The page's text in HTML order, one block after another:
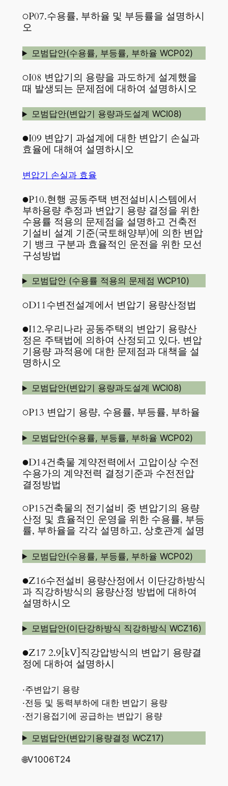
○P07.수용률, 부하율 및 부등률을 설명하시
오
모범답안(수용률, 부등률, 부하율 WCP02)
○I08 변압기의 용량을 과도하게 설계했을
때 발생되는 문제점에 대하여 설명하시오
모범답안(변압기 용량과도설계 WCI08)
●I09 변압기 과설계에 대한 변압기 손실과
효율에 대해여 설명하시오
변압기 손실과 효율
●P10.현행 공동주택 변전설비시스템에서
부하용량 추정과 변압기 용량 결정을 위한
수용률 적용의 문제점을 설명하고 건축전
기설비 설계 기준(국토해양부)에 의한 변압
기 뱅크 구분과 효율적인 운전을 위한 모선
구성방법
모범답안 (수용률 적용의 문제점 WCP10)
○D11수변전설계에서 변압기 용량산정법
●I12.우리나라 공동주택의 변압기 용량산
정은 주택법에 의하여 산정되고 있다. 변압
기용량 과적용에 대한 문제점과 대책을 설
명하시오
모범답안(변압기 용량과도설계 WCI08)
○P13 변압기 용량, 수용률, 부등률, 부하율
모범답안(수용률, 부등률, 부하율 WCP02)
●D14건축물 계약전력에서 고압이상 수전
수용가의 계약전력 결정기준과 수전전압
결정방법
○P15건축물의 전기설비 중 변압기의 용량
산정 및 효율적인 운영을 위한 수용률, 부등
률, 부하율을 각각 설명하고, 상호관계 설명
모범답안(수용률, 부등률, 부하율 WCP02)
●Z16수전설비 용량산정에서 이단강하방식
과 직강하방식의 용량산정 방법에 대하여
설명하시오
모범답안(이단강하방식 직강하방식 WCZ16)
●Z17 2.9[kV]직강압방식의 변압기 용량결
정에 대하여 설명하시
·주변압기 용량
·전등 및 동력부하에 대한 변압기 용량
·전기용접기에 공급하는 변압기 용량
모범답안(변압기용량결정 WCZ17)
🌐V1006T24